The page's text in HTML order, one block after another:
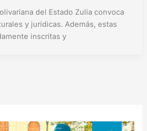
del Estado Zulia convoca
y jurídicas. Además, estas
inscritas y